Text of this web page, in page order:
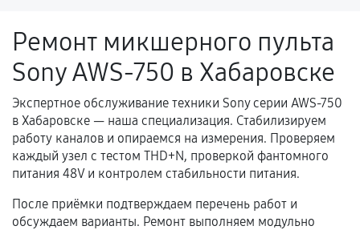
Поломка установленной детали при
нормальной эксплуатации в течение
гарантийного срока.
Несоответствие комплектующей заявленным
техническим характеристикам.
Документы для подтверждения
гарантии
Ремонт микшерного пульта
Sony AWS-750 в Хабаровске
Экспертное обслуживание техники Sony серии AWS-750
в Хабаровске — наша специализация. Стабилизируем
работу каналов и опираемся на измерения. Проверяем
каждый узел с тестом THD+N, проверкой фантомного
питания 48V и контролем стабильности питания.
После приёмки подтверждаем перечень работ и
обсуждаем варианты. Ремонт выполняем модульно